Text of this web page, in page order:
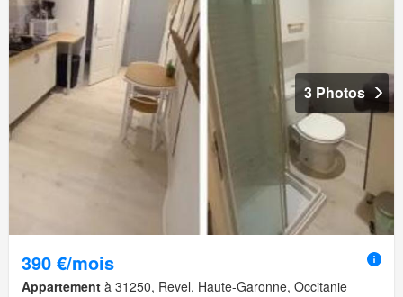
3 Photos
390 €/mois
Appartement à 31250, Revel, Haute-Garonne, Occitanie